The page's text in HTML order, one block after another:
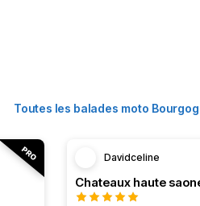
Toutes les balades moto
Davidceline
Chateaux haute